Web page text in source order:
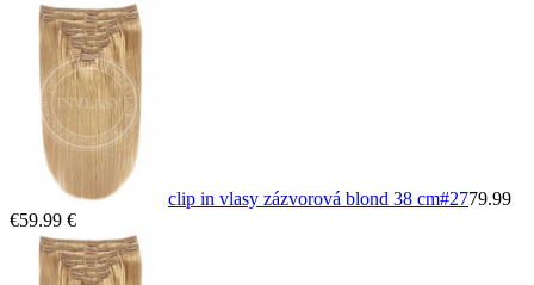
clip in vlasy zázvorová blond 38 cm#2779.99
€59.99 €